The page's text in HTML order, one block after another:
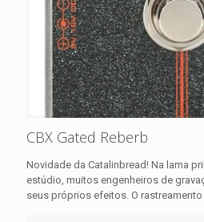
CBX Gated Reberb
Novidade da Catalinbread! Na lama
estúdio, muitos engenheiros de
seus próprios efeitos. O